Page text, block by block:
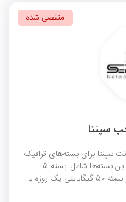
سپنتا
سپنتا برای بسته‌های ترافیک
منتخب تخفیف ویژه درنظر گرفته است. این بسته‌ها شامل: بسته 5
گیگابایتی یک روزه با قیمت 1500 تومان و بسته 50 گیگابایتی یک روزه با
منقضی شده